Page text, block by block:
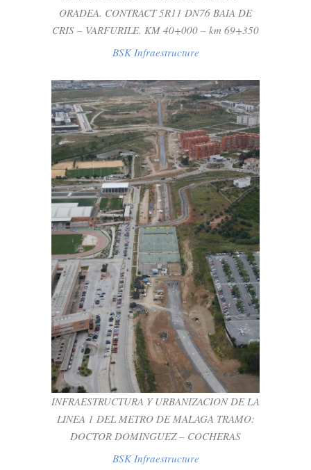
ORADEA. CONTRACT 5R11 DN76 BAIA DE
CRIS – VARFURILE. KM 40+000 – km 69+350
BSK Infraestructure
INFRAESTRUCTURA Y URBANIZACION
DE LA LINEA 1 DEL METRO DE MALAGA
TRAMO: DOCTOR DOMINGUEZ –
COCHERAS
BSK Infraestructure
INFRAESTRUCTURA Y URBANIZACION DE LA
LINEA 1 DEL METRO DE MALAGA TRAMO:
DOCTOR DOMINGUEZ – COCHERAS
BSK Infraestructure